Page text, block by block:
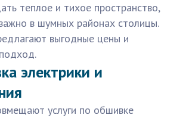
теплое и тихое пространство,
в шумных районах столицы.
выгодные цены и
электрики и
услуги по обшивке